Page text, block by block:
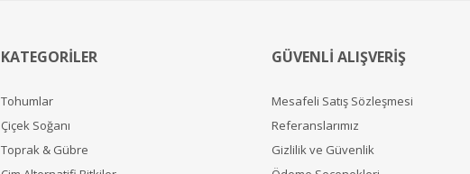
KATEGORİLER
Tohumlar
Çiçek Soğanı
Toprak & Gübre
GÜVENLİ ALIŞVERİŞ
Mesafeli Satış Sözleşmesi
Referanslarımız
Gizlilik ve Güvenlik